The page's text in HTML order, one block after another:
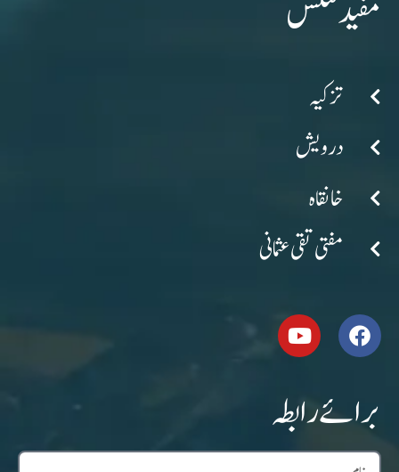
مفید لنکس
تزکیہ
درویش
خانقاہ
مفتی تقی عثمانی
برائے رابطہ